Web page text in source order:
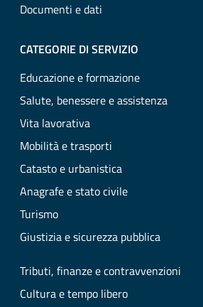
Documenti e dati
CATEGORIE DI SERVIZIO
Educazione e formazione
Salute, benessere e assistenza
Vita lavorativa
Mobilità e trasporti
Catasto e urbanistica
Anagrafe e stato civile
Turismo
Giustizia e sicurezza pubblica
Tributi, finanze e contravvenzioni
Cultura e tempo libero